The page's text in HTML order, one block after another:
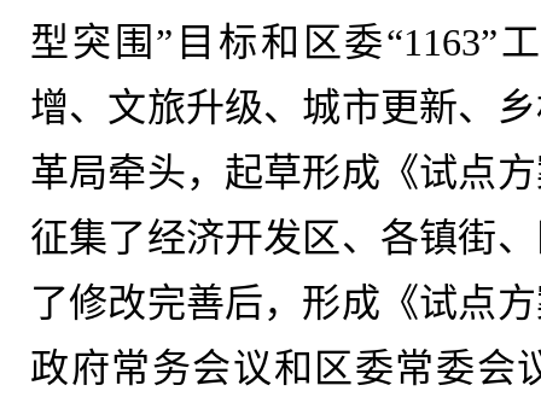
型突围”目标和区委“1163”
增、文旅升级、城市更新、
革局牵头，起草形成《试点
征集了经济开发区、各镇街
了修改完善后，形成《试点
政府常务会议和区委常委会